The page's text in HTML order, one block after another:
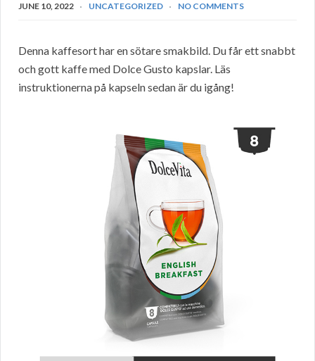
JUNE 10, 2022 UNCATEGORIZED NO COMMENTS
Denna kaffesort har en sötare smakbild. Du får ett snabbt
och gott kaffe med Dolce Gusto kapslar. Läs
instruktionerna på kapseln sedan är du igång!